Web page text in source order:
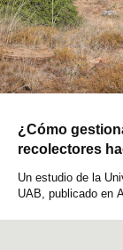
¿Cómo
recolectores
Un estudio de la
UAB, publicado en